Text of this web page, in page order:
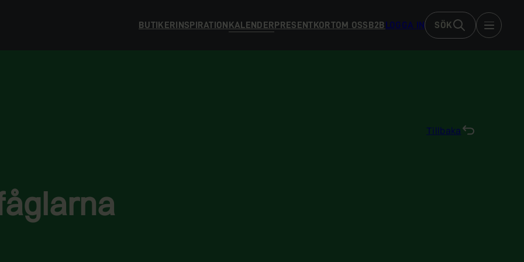
BUTIKER INSPIRATION KALENDER PRESENTKORTOM OSS B2B LOGGA IN SÖK
Tillbaka